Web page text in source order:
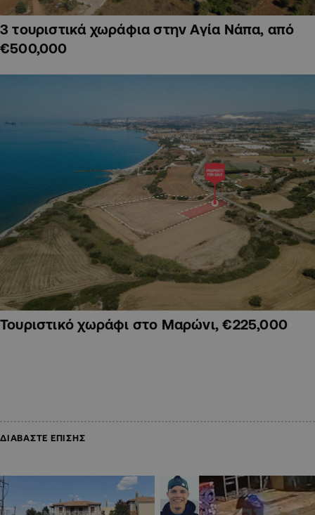
3 τουριστικά χωράφια στην Αγία Νάπα, από
€500,000
Τουριστικό χωράφι στο Μαρώνι, €225,000
ΔΙΑΒΑΣΤΕ ΕΠΙΣΗΣ